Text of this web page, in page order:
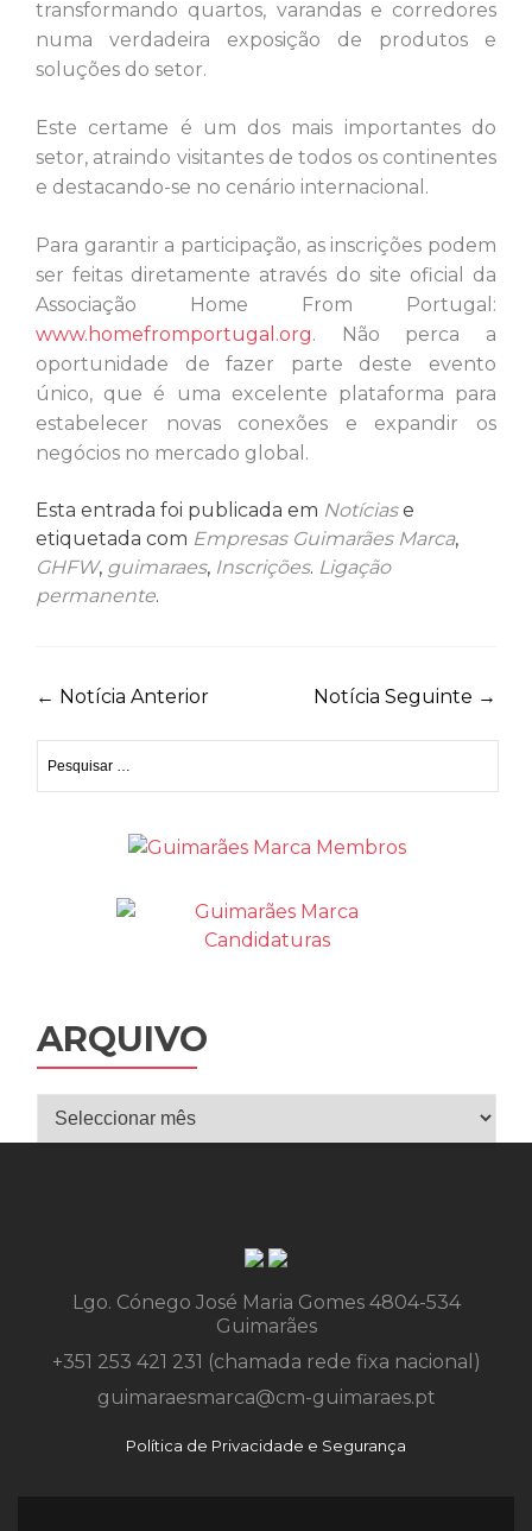
transformando quartos, varandas e corredores
numa verdadeira exposição de produtos e
soluções do setor.
Este certame é um dos mais importantes do
setor, atraindo visitantes de todos os continentes
e destacando-se no cenário internacional.
Para garantir a participação, as inscrições podem
ser feitas diretamente através do site oficial da
Associação Home From Portugal:
www.homefromportugal.org.
Não perca a
oportunidade de fazer parte deste evento
único, que é uma excelente plataforma para
estabelecer novas conexões e expandir os
negócios no mercado global.
Esta entrada foi publicada em Notíciase
etiquetada com Empresas Guimarães Marca,
GHFW, guimaraes, Inscrições. Ligação
permanente.
Navegação
de
artigos
← Notícia Anterior Notícia Seguinte →
por:
ARQUIVO
Arquivo
Lgo. Cónego José Maria Gomes 4804-534
Guimarães
+351 253 421 231 (chamada rede fixa nacional)
guimaraesmarca@cm-guimaraes.pt
Política de Privacidade e Segurança